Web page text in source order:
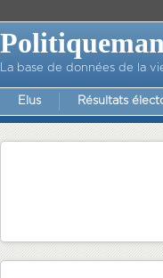
La base de données de la
Elus Résultats